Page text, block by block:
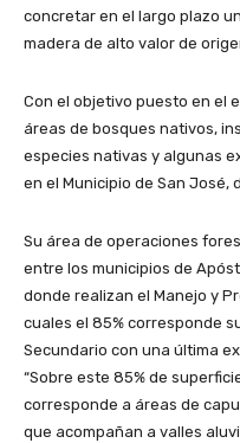
concretar en el largo plazo
madera de alto valor de
Con el objetivo puesto en el
áreas de bosques nativos,
especies nativas y algunas
en el Municipio de San
Su área de operaciones
entre los municipios de
donde realizan el Manejo y
cuales el 85% corresponde
Secundario con una última
“Sobre este 85% de
corresponde a áreas de
que acompañan a valles